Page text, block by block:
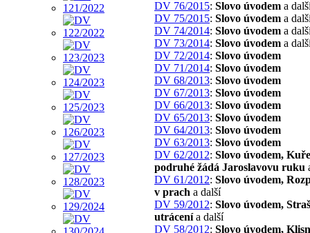
DV 76/2015: Slovo úvodem a
DV 75/2015: Slovo úvodem a
DV 74/2014: Slovo úvodem a
DV 73/2014: Slovo úvodem a
DV 72/2014: Slovo úvodem
DV 71/2014: Slovo úvodem
DV 68/2013: Slovo úvodem
DV 67/2013: Slovo úvodem
DV 66/2013: Slovo úvodem
DV 65/2013: Slovo úvodem
DV 64/2013: Slovo úvodem
DV 63/2013: Slovo úvodem
DV 62/2012: Slovo úvodem,
podruhé žádá Jaroslavovu ruku
DV 61/2012: Slovo úvodem,
v prach a další
DV 59/2012: Slovo úvodem,
utrácenía další
DV 58/2012: Slovo úvodem,